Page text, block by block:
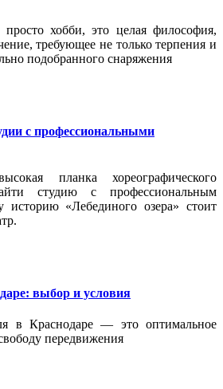
хобби, это целая философия,
требующее не только терпения и
подобранного снаряжения
с профессиональными
планка хореографического
студию с профессиональным
историю «Лебединого озера» стоит
выбор и условия
в Краснодаре — это оптимальное
передвижения